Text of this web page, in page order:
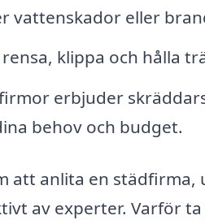
vattenskador eller
klippa och hålla
erbjuder
behov och budget.
att anlita en
av experter. Varför